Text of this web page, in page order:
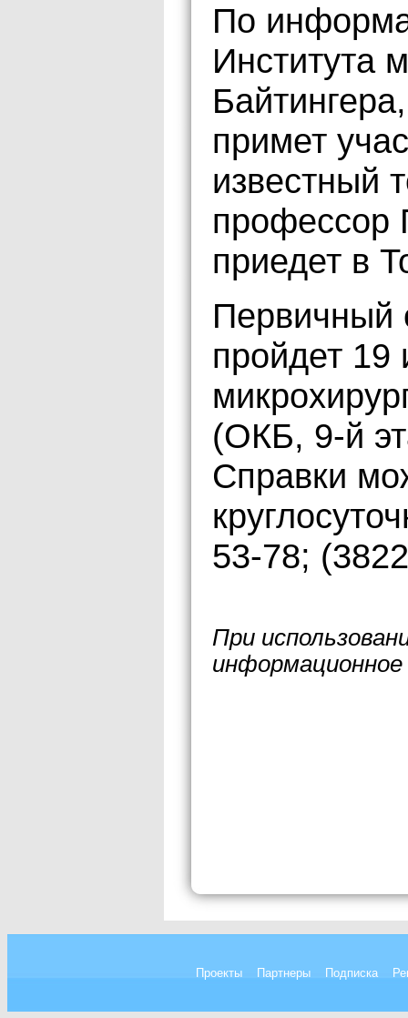
По
Института
примет
известный
профессор
приедет в
Первичный
пройдет 19
(ОКБ, 9-й
Справки
53-78;
При
Проекты Партнеры Подписка